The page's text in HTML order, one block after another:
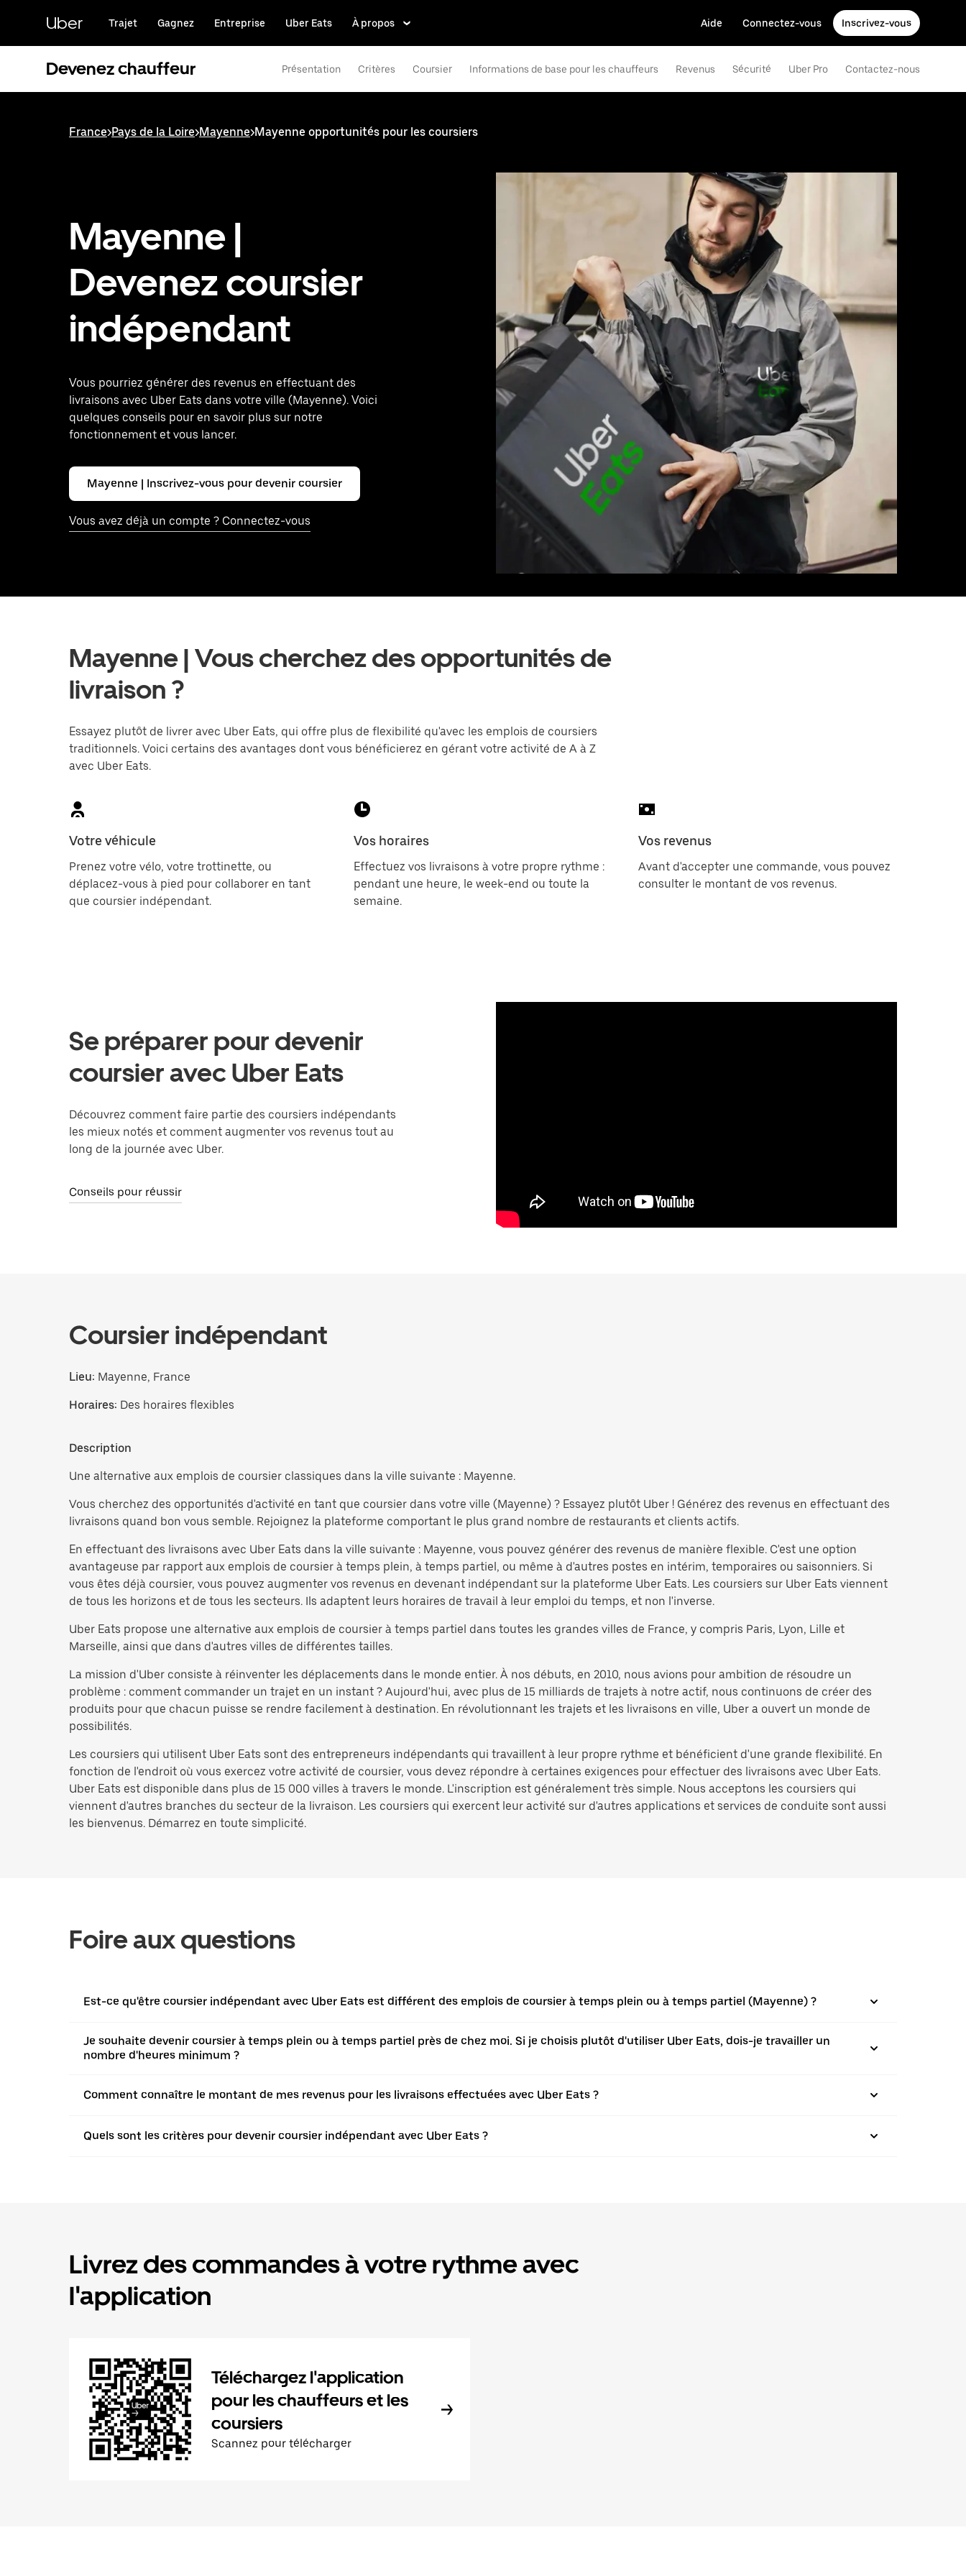
principal
Uber Trajet Gagnez Entreprise Uber Eats À propos Aide Connectez-vous Inscrivez-vous
Devenez chauffeur Présentation Critères Coursier Informations de base pour les chauffeurs Revenus Sécurité Uber Pro Contactez-nous
France>Pays de la Loire>Mayenne>Mayenne opportunités pour les coursiers
Mayenne |
Devenez coursier
indépendant
Vous pourriez générer des revenus en effectuant des
livraisons avec Uber Eats dans votre ville (Mayenne). Voici
quelques conseils pour en savoir plus sur notre
fonctionnement et vous lancer.
Mayenne | Inscrivez-vous pour devenir coursier
Vous avez déjà un compte ? Connectez-vous
Mayenne | Vous cherchez des opportunités de
livraison ?
Essayez plutôt de livrer avec Uber Eats, qui offre plus de flexibilité qu'avec les emplois de coursiers
traditionnels. Voici certains des avantages dont vous bénéficierez en gérant votre activité de A à Z
avec Uber Eats.
Votre véhicule
Prenez votre vélo, votre trottinette, ou
déplacez-vous à pied pour collaborer en tant
que coursier indépendant.
Vos horaires
Effectuez vos livraisons à votre propre rythme :
pendant une heure, le week-end ou toute la
semaine.
Vos revenus
Avant d'accepter une commande, vous pouvez
consulter le montant de vos revenus.
Se préparer pour devenir
coursier avec Uber Eats
Découvrez comment faire partie des coursiers indépendants
les mieux notés et comment augmenter vos revenus tout au
long de la journée avec Uber.
Conseils pour réussir
Coursier indépendant
Lieu: Mayenne, France
Horaires: Des horaires flexibles
Description
Une alternative aux emplois de coursier classiques dans la ville suivante : Mayenne.
Vous cherchez des opportunités d'activité en tant que coursier dans votre ville (Mayenne) ? Essayez plutôt Uber ! Générez des revenus en effectuant des
livraisons quand bon vous semble. Rejoignez la plateforme comportant le plus grand nombre de restaurants et clients actifs.
En effectuant des livraisons avec Uber Eats dans la ville suivante : Mayenne, vous pouvez générer des revenus de manière flexible. C'est une option
avantageuse par rapport aux emplois de coursier à temps plein, à temps partiel, ou même à d'autres postes en intérim, temporaires ou saisonniers. Si
vous êtes déjà coursier, vous pouvez augmenter vos revenus en devenant indépendant sur la plateforme Uber Eats. Les coursiers sur Uber Eats viennent
de tous les horizons et de tous les secteurs. Ils adaptent leurs horaires de travail à leur emploi du temps, et non l'inverse.
Uber Eats propose une alternative aux emplois de coursier à temps partiel dans toutes les grandes villes de France, y compris Paris, Lyon, Lille et
Marseille, ainsi que dans d'autres villes de différentes tailles.
La mission d'Uber consiste à réinventer les déplacements dans le monde entier. À nos débuts, en 2010, nous avions pour ambition de résoudre un
problème : comment commander un trajet en un instant ? Aujourd'hui, avec plus de 15 milliards de trajets à notre actif, nous continuons de créer des
produits pour que chacun puisse se rendre facilement à destination. En révolutionnant les trajets et les livraisons en ville, Uber a ouvert un monde de
possibilités.
Les coursiers qui utilisent Uber Eats sont des entrepreneurs indépendants qui travaillent à leur propre rythme et bénéficient d'une grande flexibilité. En
fonction de l'endroit où vous exercez votre activité de coursier, vous devez répondre à certaines exigences pour effectuer des livraisons avec Uber Eats.
Uber Eats est disponible dans plus de 15 000 villes à travers le monde. L'inscription est généralement très simple. Nous acceptons les coursiers qui
viennent d'autres branches du secteur de la livraison. Les coursiers qui exercent leur activité sur d'autres applications et services de conduite sont aussi
les bienvenus. Démarrez en toute simplicité.
Foire aux questions
Est-ce qu'être coursier indépendant avec Uber Eats est différent des emplois de coursier à temps plein ou à temps partiel (Mayenne) ?
Je souhaite devenir coursier à temps plein ou à temps partiel près de chez moi. Si je choisis plutôt d'utiliser Uber Eats, dois-je travailler un
nombre d'heures minimum ?
Comment connaître le montant de mes revenus pour les livraisons effectuées avec Uber Eats ?
Quels sont les critères pour devenir coursier indépendant avec Uber Eats ?
Livrez des commandes à votre rythme avec
l'application
Téléchargez l'application
pour les chauffeurs et les
coursiers
Scannez pour télécharger